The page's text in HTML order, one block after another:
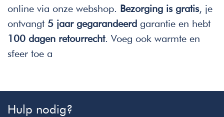
online via onze webshop. Bezorging is gratis, je
ontvangt 5 jaar gegarandeerd garantie en hebt
100 dagen retourrecht. Voeg ook warmte en
sfeer toe a
Hulp nodig?